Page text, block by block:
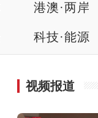
港澳·两岸
科技·能源
视频报道